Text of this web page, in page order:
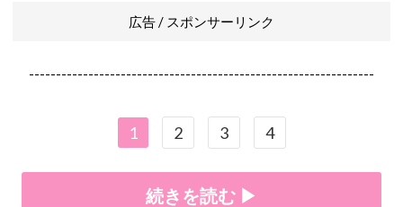
広告 / スポンサーリンク
----------------------------------------------------------------
1 2 3 4
続きを読む ▶